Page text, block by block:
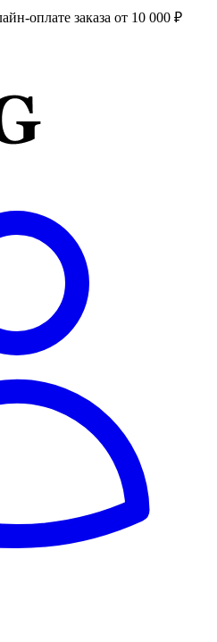
оплате заказа от 10 000 ₽